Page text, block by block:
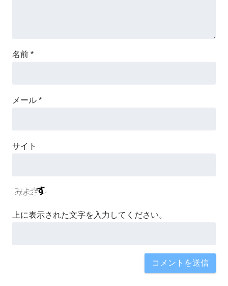
名前 *
メール *
サイト
上に表示された文字を入力してください。